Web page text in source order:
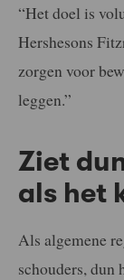
“Het doel is
Hershesons
zorgen voor
leggen.”
Ziet
als het
Als algemene
schouders, dun